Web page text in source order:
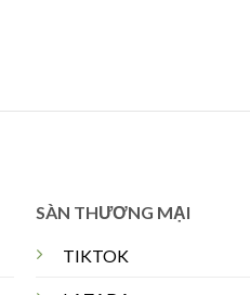
SÀN THƯƠNG MẠI
TIKTOK